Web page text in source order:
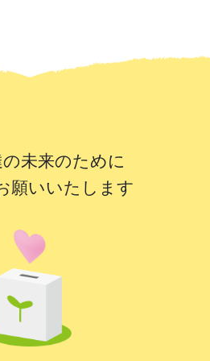
未来のために
願いいたします